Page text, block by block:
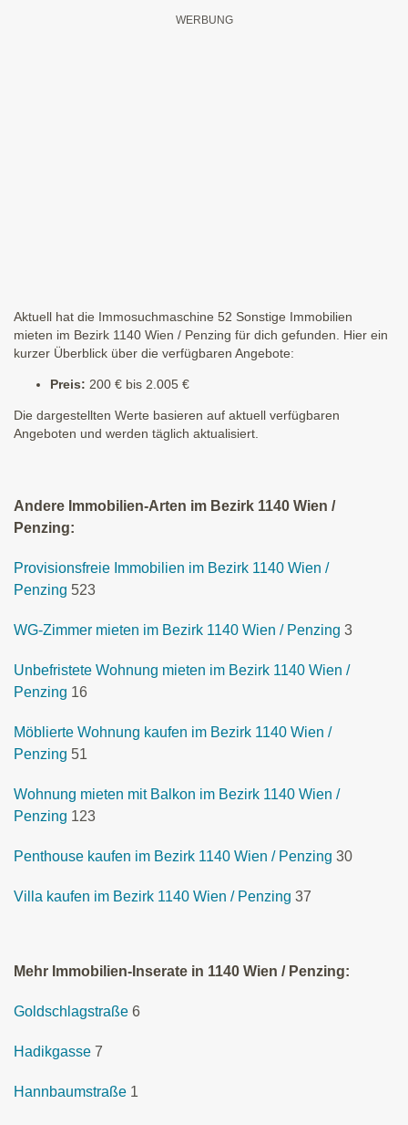
Aktuell hat die Immosuchmaschine 52 Sonstige Immobilien
mieten im Bezirk 1140 Wien / Penzing für dich gefunden. Hier ein
kurzer Überblick über die verfügbaren Angebote:
Preis: 200 € bis 2.005 €
Die dargestellten Werte basieren auf aktuell verfügbaren
Angeboten und werden täglich aktualisiert.
Andere Immobilien-Arten im Bezirk 1140 Wien /
Penzing:
Provisionsfreie Immobilien im Bezirk 1140 Wien /
Penzing 523
WG-Zimmer mieten im Bezirk 1140 Wien / Penzing 3
Unbefristete Wohnung mieten im Bezirk 1140 Wien /
Penzing 16
Möblierte Wohnung kaufen im Bezirk 1140 Wien /
Penzing 51
Wohnung mieten mit Balkon im Bezirk 1140 Wien /
Penzing 123
Penthouse kaufen im Bezirk 1140 Wien / Penzing 30
Villa kaufen im Bezirk 1140 Wien / Penzing 37
Mehr Immobilien-Inserate in 1140 Wien / Penzing:
Goldschlagstraße 6
Hadikgasse 7
Hannbaumstraße 1